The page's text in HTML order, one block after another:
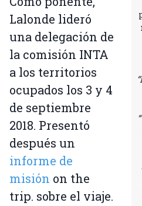
Lalonde lideró
una delegación de
la comisión INTA
a los territorios
ocupados los 3 y 4
de septiembre
2018. Presentó
después un
informe de
misión on the
trip. sobre el viaje.